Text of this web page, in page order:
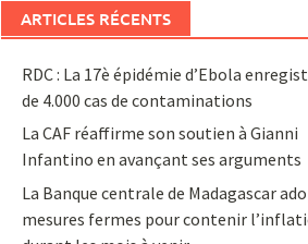
ARTICLES RÉCENTS
RDC : La 17è épidémie d’Ebola
de 4.000 cas de contaminations
La CAF réaffirme son soutien à Gianni
Infantino en avançant ses arguments
La Banque centrale de Madagascar
mesures fermes pour contenir